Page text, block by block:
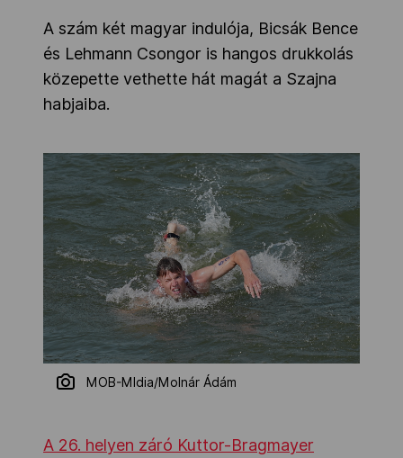
A szám két magyar indulója, Bicsák Bence
és Lehmann Csongor is hangos drukkolás
közepette vethette hát magát a Szajna
habjaiba.
MOB-Mldia/Molnár Ádám
A 26. helyen záró Kuttor-Bragmayer